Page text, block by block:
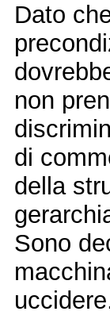
Dato
non
di
della
Sono